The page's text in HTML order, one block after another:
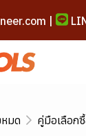
|
มด คู่มือเลือก